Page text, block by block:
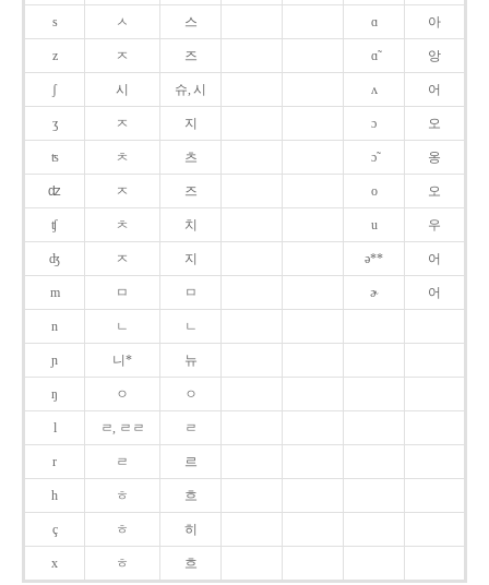
s ㅅ 스 ɑ 아
z ㅈ 즈 ɑ̃ 앙
ʃ 시 슈, 시 ʌ 어
ʒ ㅈ 지 ɔ 오
ʦ ㅊ 츠 ɔ̃ 옹
ʣ ㅈ 즈 o 오
ʧ ㅊ 치 u 우
ʤ ㅈ 지 ə** 어
m ㅁ ㅁ ɚ 어
n ㄴ ㄴ
ɲ 니* 뉴
ŋ ㅇ ㅇ
l ㄹ, ㄹㄹ ㄹ
r ㄹ 르
h ㅎ 흐
ç ㅎ 히
x ㅎ 흐